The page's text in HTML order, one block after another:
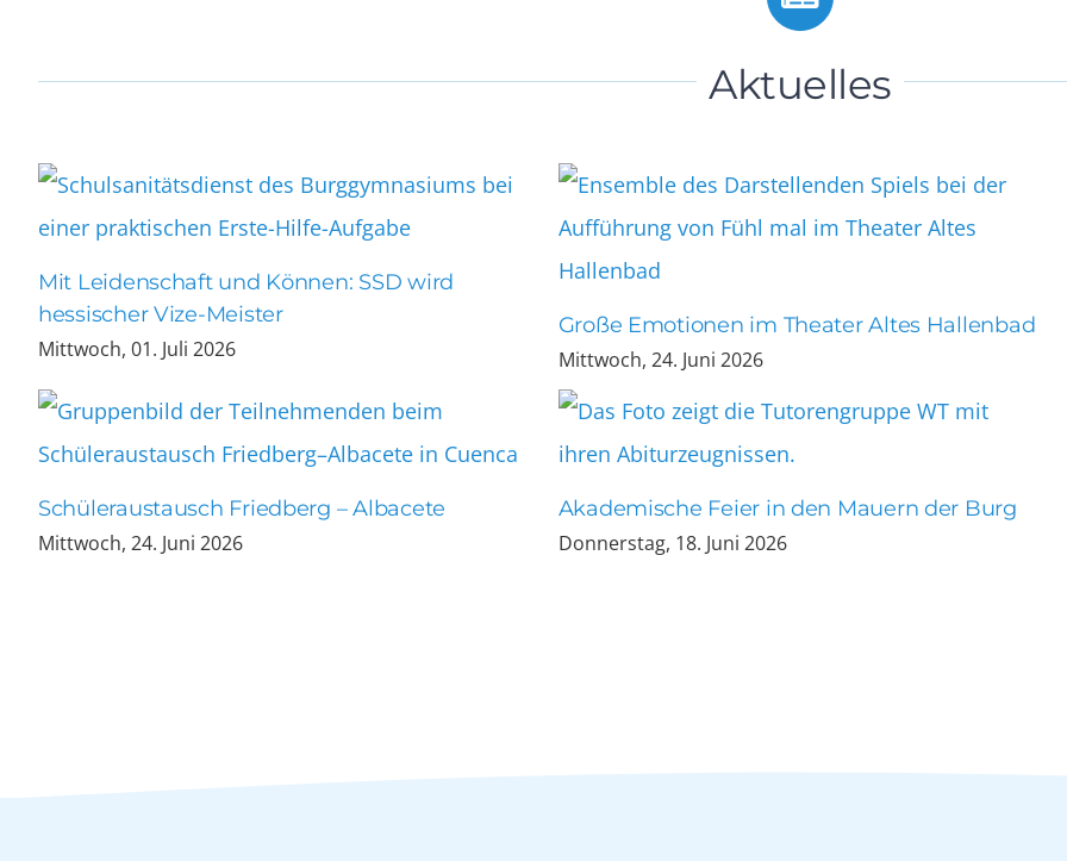
Aktuelles
Mit Leidenschaft und Können: SSD wird
hessischer Vize-Meister
Mittwoch, 01. Juli 2026
Große Emotionen im Theater Altes Hallenbad
Mittwoch, 24. Juni 2026
Schüleraustausch Friedberg – Albacete
Mittwoch, 24. Juni 2026
Akademische Feier in den Mauern der Burg
Donnerstag, 18. Juni 2026